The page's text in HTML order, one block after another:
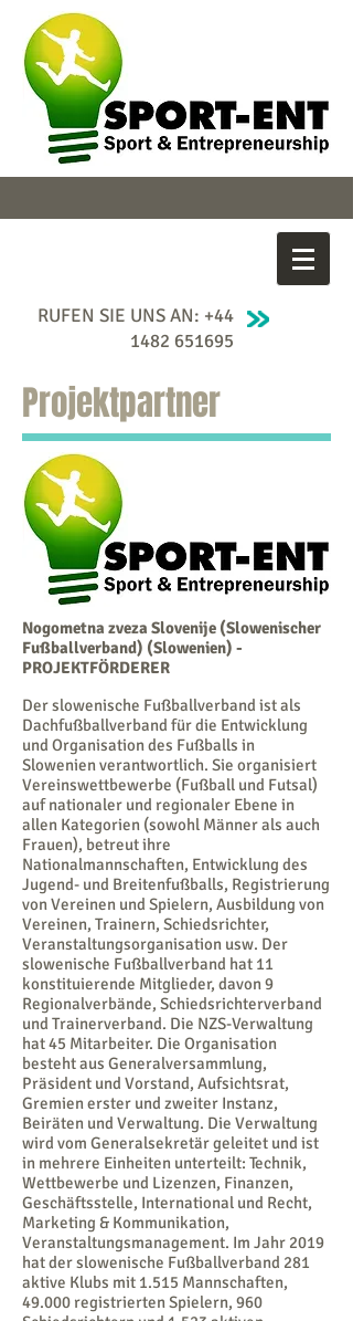
RUFEN SIE UNS AN: +44
1482 651695
Projektpartner
Nogometna zveza Slovenije (Slowenischer
Fußballverband) (Slowenien) -
PROJEKTFÖRDERER
Der slowenische Fußballverband ist als
Dachfußballverband für die Entwicklung
und Organisation des Fußballs in
Slowenien verantwortlich. Sie organisiert
Vereinswettbewerbe (Fußball und Futsal)
auf nationaler und regionaler Ebene in
allen Kategorien (sowohl Männer als auch
Frauen), betreut ihre
Nationalmannschaften, Entwicklung des
Jugend- und Breitenfußballs, Registrierung
von Vereinen und Spielern, Ausbildung von
Vereinen, Trainern, Schiedsrichter,
Veranstaltungsorganisation usw. Der
slowenische Fußballverband hat 11
konstituierende Mitglieder, davon 9
Regionalverbände, Schiedsrichterverband
und Trainerverband. Die NZS-Verwaltung
hat 45 Mitarbeiter. Die Organisation
besteht aus Generalversammlung,
Präsident und Vorstand, Aufsichtsrat,
Gremien erster und zweiter Instanz,
Beiräten und Verwaltung. Die Verwaltung
wird vom Generalsekretär geleitet und ist
in mehrere Einheiten unterteilt: Technik,
Wettbewerbe und Lizenzen, Finanzen,
Geschäftsstelle, International und Recht,
Marketing & Kommunikation,
Veranstaltungsmanagement. Im Jahr 2019
hat der slowenische Fußballverband 281
aktive Klubs mit 1.515 Mannschaften,
49.000 registrierten Spielern, 960